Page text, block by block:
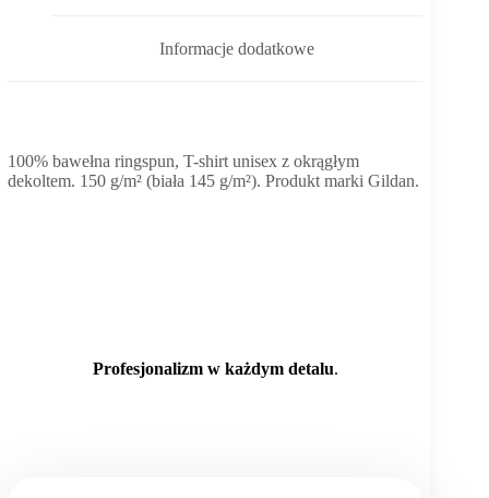
Informacje dodatkowe
100% bawełna ringspun, T-shirt unisex z okrągłym
dekoltem. 150 g/m² (biała 145 g/m²). Produkt marki Gildan.
Profesjonalizm w każdym detalu.